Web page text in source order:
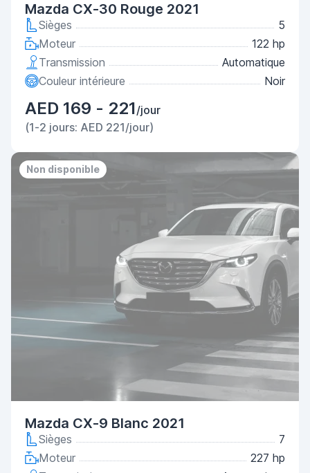
Mazda CX-30 Rouge 2021
Sièges
5
Moteur
122 hp
Transmission
Automatique
Couleur intérieure
Noir
AED 169 - 221/jour
(1-2 jours: AED 221/jour)
Non disponible
Mazda CX-9 Blanc 2021
Sièges
7
Moteur
227 hp